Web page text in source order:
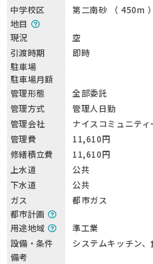
中学校区
第二南砂 （ 450m ）
地目
現況
空
引渡時期
即時
駐車場
駐車場月額
管理形態
全部委託
管理方式
管理人日勤
管理会社
ナイスコミュニティ
管理費
11,610円
修繕積立費
11,610円
上水道
公共
下水道
公共
ガス
都市ガス
都市計画
用途地域
準工業
設備・条件
システムキッチン
備考